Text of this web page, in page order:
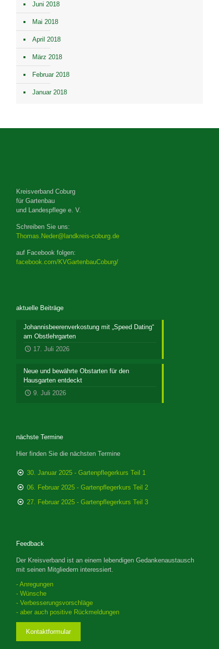
Juni 2018
Mai 2018
April 2018
März 2018
Februar 2018
Januar 2018
Kreisverband Coburg
für Gartenbau
und Landespflege e. V.
Schreiben Sie uns:
Thomas.Neder@landkreis-coburg.de
auf Facebook folgen:
facebook.com/KVGartenbauCoburg/
aktuelle Beiträge
Johannisbeerenverkostung mit „Speed Dating“
am Obstlehrgarten
17. Juli 2026
Neue und bewährte Obstarten für den
Hausgarten entdeckt
9. Juli 2026
nächste Termine
Hier finden Sie die nächsten Termine
30. Januar 2025 - Gartenpflegerkurs Teil 1
06. Februar 2025 - Gartenpflegerkurs Teil 2
27. Februar 2025 - Gartenpflegerkurs Teil 3
Feedback
Der Kreisverband ist an einem lebendigen Gedankenaustausch
mit seinen Mitgliedern interessiert.
- Anregungen
- Wünsche
- Verbesserungsvorschläge
- aber auch positive Rückmeldungen
Kontaktformular